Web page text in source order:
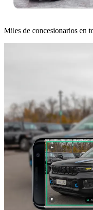
Miles de concesionarios en